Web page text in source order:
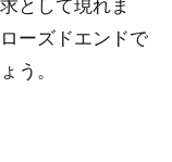
として現れま
ーズドエンドで
う。